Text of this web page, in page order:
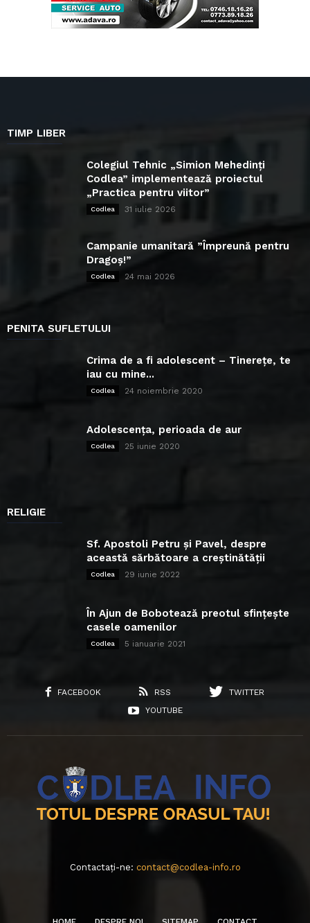
TIMP LIBER
Colegiul Tehnic „Simion Mehedinți
Codlea” implementează proiectul
„Practica pentru viitor”
Codlea 31 iulie 2026
Campanie umanitară ”Împreună pentru
Dragoș!”
Codlea 24 mai 2026
PENITA SUFLETULUI
Crima de a fi adolescent – Tinerețe, te
iau cu mine...
Codlea 24 noiembrie 2020
Adolescența, perioada de aur
Codlea 25 iunie 2020
RELIGIE
Sf. Apostoli Petru și Pavel, despre
această sărbătoare a creștinătății
Codlea 29 iunie 2022
În Ajun de Bobotează preotul sfințește
casele oamenilor
Codlea 5 ianuarie 2021
FACEBOOK RSS
TWITTER
YOUTUBE
Contactați-ne: contact@codlea-info.ro